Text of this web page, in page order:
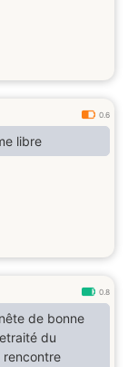
0.6
libre
0.8
de bonne
du
rencontre